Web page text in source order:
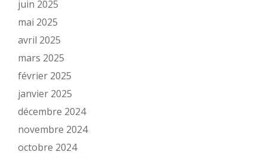
juin 2025
mai 2025
avril 2025
mars 2025
février 2025
janvier 2025
décembre 2024
novembre 2024
octobre 2024